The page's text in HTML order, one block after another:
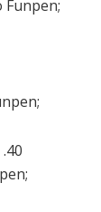
Funpen;